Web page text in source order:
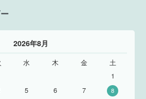
2026年8月
水 木 金
土
1
5 6 7
8